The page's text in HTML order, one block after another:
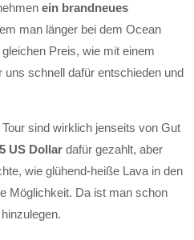
ein brandneues
man länger bei dem Ocean
Preis, wie mit einem
uns schnell dafür entschieden und
sind wirklich jenseits von Gut
US Dollar dafür gezahlt, aber
wie glühend-heiße Lava in den
Möglichkeit. Da ist man schon